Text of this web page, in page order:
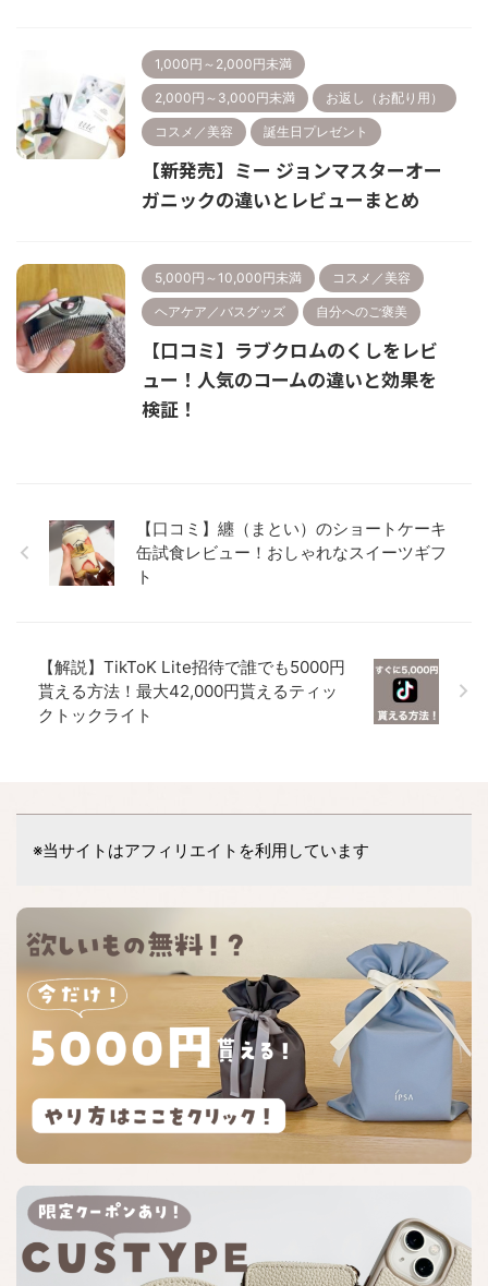
1,000円～2,000円未満
2,000円～3,000円未満 お返し（お配り用）
コスメ／美容 誕生日プレゼント
【新発売】ミー ジョンマスターオー
ガニックの違いとレビューまとめ
5,000円～10,000円未満 コスメ／美容
ヘアケア／バスグッズ 自分へのご褒美
【口コミ】ラブクロムのくしをレビ
ュー！人気のコームの違いと効果を
検証！
【口コミ】纏（まとい）のショートケーキ
缶試食レビュー！おしゃれなスイーツギフ
ト
【解説】TikToK Lite招待で誰でも5000円
貰える方法！最大42,000円貰えるティッ
クトックライト
※当サイトはアフィリエイトを利用しています